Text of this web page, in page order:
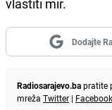
Dodajte
Radiosarajevo.bapratite
mreža Twitter | Facebook